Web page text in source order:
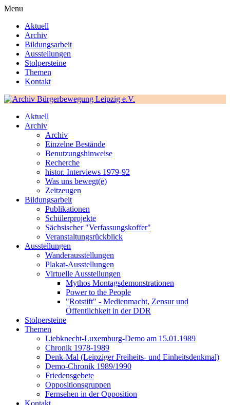
Menu
Aktuell
Archiv
Bildungsarbeit
Ausstellungen
Stolpersteine
Themen
Kontakt
Aktuell
Archiv
Archiv
Einzelne Bestände
Benutzungshinweise
Recherche
histor. Interviews 1979-92
Was uns bewegt(e)
Zeitzeugen
Bildungsarbeit
Publikationen
Schülerprojekte
Sächsischer "Verfassungskoffer"
Veranstaltungsrückblick
Ausstellungen
Wanderausstellungen
Plakat-Ausstellungen
Virtuelle Ausstellungen
Mythos Montagsdemonstrationen
Power to the People
"Rotstift" - Medienmacht, Zensur und
Öffentlichkeit in der DDR
Stolpersteine
Themen
Liebknecht-Luxemburg-Demo am 15.01.1989
Chronik 1978-1989
Denk-Mal (Leipziger Freiheits- und Einheitsdenkmal)
Demo-Chronik 1989/1990
Friedensgebete
Oppositionsgruppen
Fernsehen in der Opposition
Kontakt